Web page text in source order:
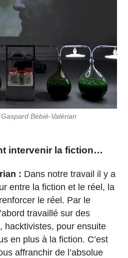
Bébié-Valérian
intervenir la fiction…
: Dans notre travail il y a
entre la fiction et le réel, la
le réel. Par le
travaillé sur des
hacktivistes, pour ensuite
en plus à la fiction. C’est
affranchir de l’absolue